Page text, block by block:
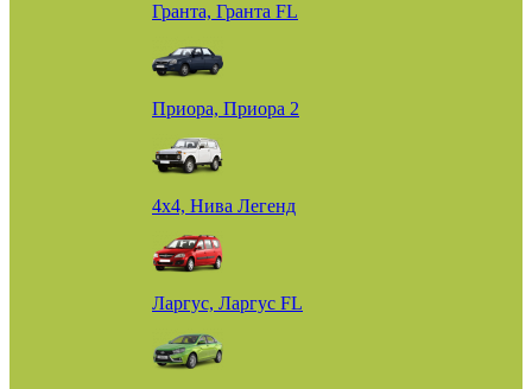
Гранта, Гранта FL
Приора, Приора 2
4х4, Нива Легенд
Ларгус, Ларгус FL